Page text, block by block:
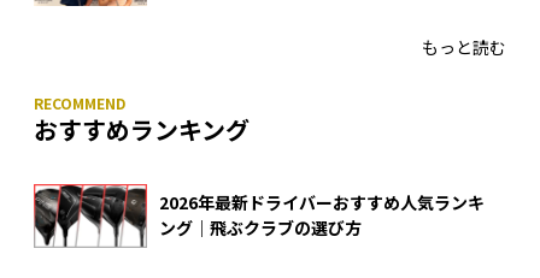
もっと読む
おすすめランキング
2026年最新ドライバーおすすめ人気ランキ
ング｜飛ぶクラブの選び方